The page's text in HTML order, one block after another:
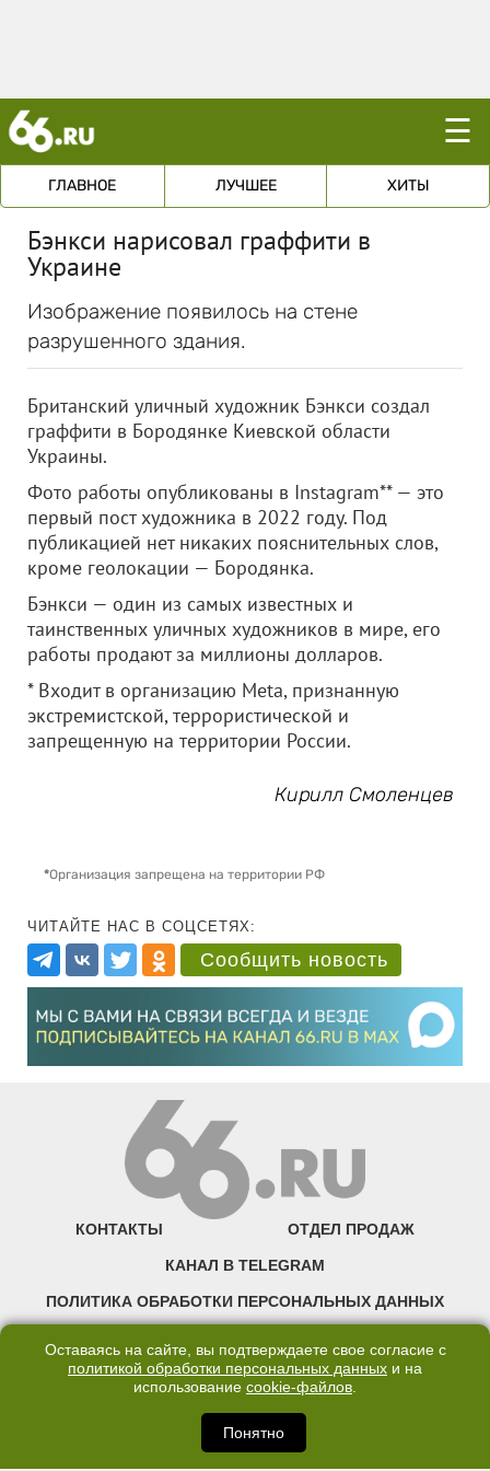
☰
ГЛАВНОЕ ЛУЧШЕЕ ХИТЫ
Бэнкси нарисовал граффити в
Украине
Изображение появилось на стене
разрушенного здания.
Британский уличный художник Бэнкси создал
граффити в Бородянке Киевской области
Украины.
Фото работы опубликованы в Instagram** — это
первый пост художника в 2022 году. Под
публикацией нет никаких пояснительных слов,
кроме геолокации — Бородянка.
Бэнкси — один из самых известных и
таинственных уличных художников в мире, его
работы продают за миллионы долларов.
* Входит в организацию Meta, признанную
экстремистской, террористической и
запрещенную на территории России.
Кирилл Смоленцев
*Организация запрещена на территории РФ
ЧИТАЙТЕ НАС В СОЦСЕТЯХ:
Сообщить новость
КОНТАКТЫ ОТДЕЛ ПРОДАЖ
КАНАЛ В TELEGRAM
ПОЛИТИКА ОБРАБОТКИ ПЕРСОНАЛЬНЫХ ДАННЫХ
©2007—2025 66.RU. Воспроизведение, сообщение, доведение до всеобщего
правообладателя запрещено. Сетевое издание «Современный портал
Екатеринбурга — «66.ru» (18+) зарегистрировано Федеральной службой по
надзору в сфере связи, информационных технологий и массовых коммуникаций
Оставаясь на сайте, вы подтверждаете свое согласие с
политикой обработки персональных данных и на
использование cookie-файлов.
Понятно